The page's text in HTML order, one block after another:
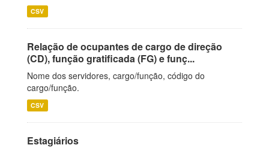
CSV
Relação de ocupantes de cargo de direção
(CD), função gratificada (FG) e funç...
Nome dos servidores, cargo/função, código do
cargo/função.
CSV
Estagiários